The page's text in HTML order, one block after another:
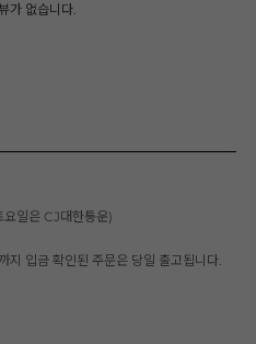
가 없습니다.
일은 CJ대한통운)
지 입금 확인된 주문은 당일 출고됩니다.